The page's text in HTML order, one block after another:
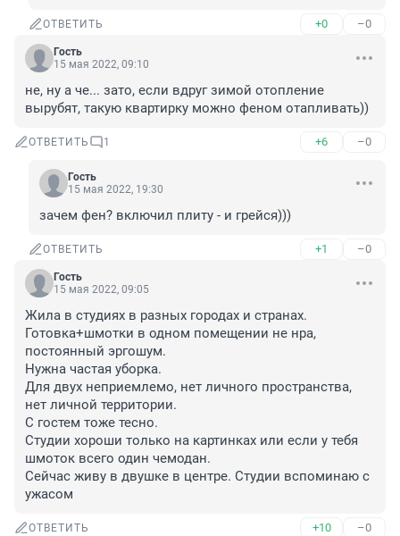
ОТВЕТИТЬ +0 –0
Гость
15 мая 2022, 09:10
не, ну а че... зато, если вдруг зимой отопление
вырубят, такую квартирку можно феном отапливать))
ОТВЕТИТЬ 1 +6 –0
Гость
15 мая 2022, 19:30
зачем фен? включил плиту - и грейся)))
ОТВЕТИТЬ +1 –0
Гость
15 мая 2022, 09:05
Жила в студиях в разных городах и странах.
Готовка+шмотки в одном помещении не нра,
постоянный эргошум.
Нужна частая уборка.
Для двух неприемлемо, нет личного пространства,
нет личной территории.
С гостем тоже тесно.
Студии хороши только на картинках или если у тебя
шмоток всего один чемодан.
Сейчас живу в двушке в центре. Студии вспоминаю с
ужасом
ОТВЕТИТЬ +10 –0